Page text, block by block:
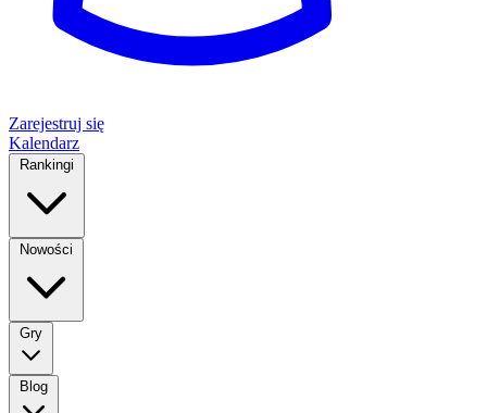
Zarejestruj się
Kalendarz
Rankingi
Nowości
Gry
Blog